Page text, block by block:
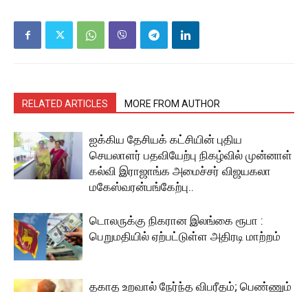
RELATED ARTICLES MORE FROM AUTHOR
ஐக்கிய தேசியக் கட்சியின் புதிய
செயலாளர் பதவியேற்பு நிகழ்வில் முன்னாள்
கல்வி இராஜாங்க அமைச்சர் விஜயகலா
மகேஸ்வரன்பங்கேற்பு..
டொலருக்கு நிகரான இலங்கை ரூபா :
பெறுமதியில் ஏற்பட்டுள்ள அதிரடி மாற்றம்
தகாத உறவால் நேர்ந்த விபரீதம்; பெண்ணும்